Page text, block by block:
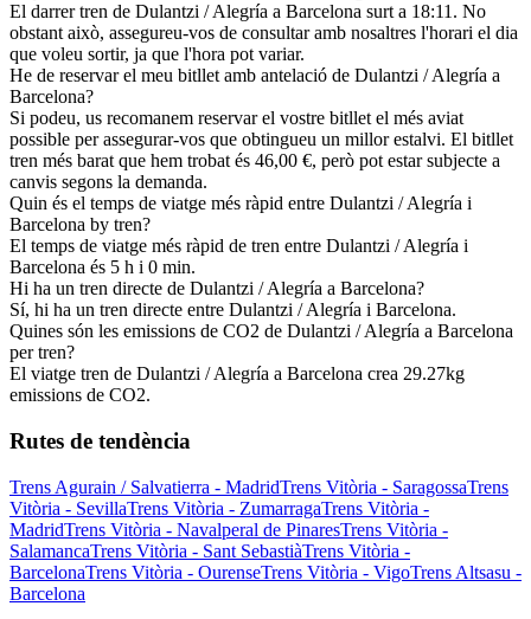
El darrer tren de Dulantzi / Alegría a Barcelona surt a 18:11. No
obstant això, assegureu-vos de consultar amb nosaltres l'horari el dia
que voleu sortir, ja que l'hora pot variar.
He de reservar el meu bitllet amb antelació de Dulantzi / Alegría a
Barcelona?
Si podeu, us recomanem reservar el vostre bitllet el més aviat
possible per assegurar-vos que obtingueu un millor estalvi. El bitllet
tren més barat que hem trobat és 46,00 €, però pot estar subjecte a
canvis segons la demanda.
Quin és el temps de viatge més ràpid entre Dulantzi / Alegría i
Barcelona by tren?
El temps de viatge més ràpid de tren entre Dulantzi / Alegría i
Barcelona és 5 h i 0 min.
Hi ha un tren directe de Dulantzi / Alegría a Barcelona?
Sí, hi ha un tren directe entre Dulantzi / Alegría i Barcelona.
Quines són les emissions de CO2 de Dulantzi / Alegría a Barcelona
per tren?
El viatge tren de Dulantzi / Alegría a Barcelona crea 29.27kg
emissions de CO2.
Rutes de tendència
Trens Agurain / Salvatierra - MadridTrens Vitòria - SaragossaTrens
Vitòria - SevillaTrens Vitòria - ZumarragaTrens Vitòria -
MadridTrens Vitòria - Navalperal de PinaresTrens Vitòria -
SalamancaTrens Vitòria - Sant SebastiàTrens Vitòria -
BarcelonaTrens Vitòria - OurenseTrens Vitòria - VigoTrens Altsasu -
Barcelona